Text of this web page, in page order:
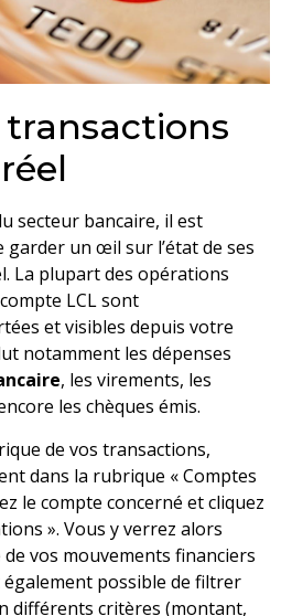
transactions
secteur bancaire, il est
garder un œil sur l’état de ses
La plupart des opérations
LCL sont
et visibles depuis votre
notamment les dépenses
, les virements, les
les chèques émis.
de vos transactions,
dans la rubrique « Comptes
le compte concerné et cliquez
». Vous y verrez alors
vos mouvements financiers
également possible de filtrer
différents critères (montant,